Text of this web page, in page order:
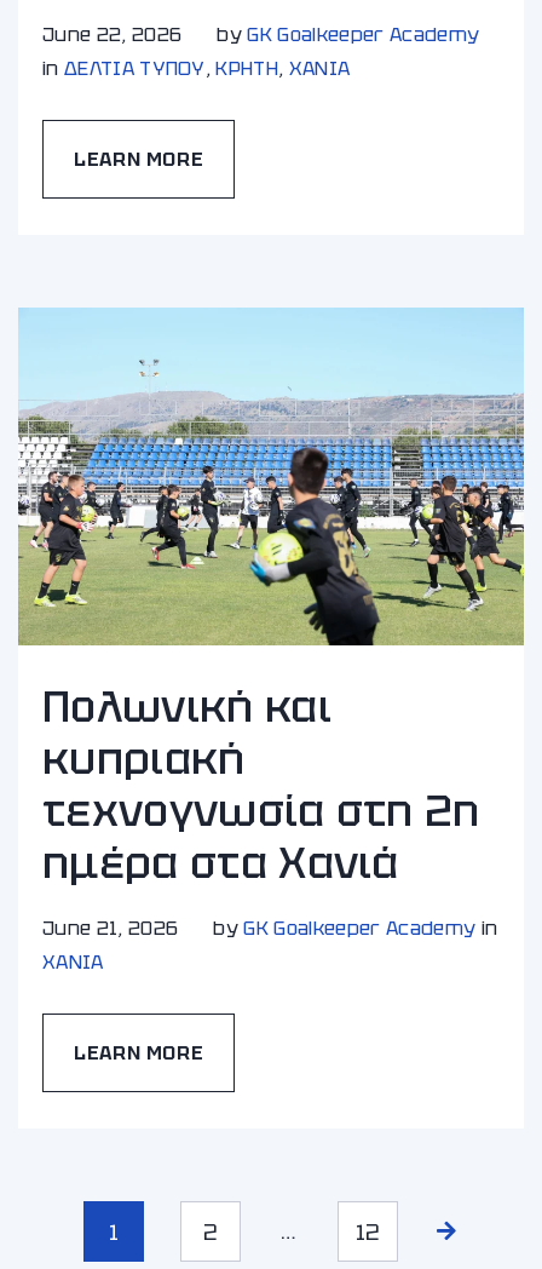
June 22, 2026 byGK Goalkeeper Academy
in ΔΕΛΤΙΑ ΤΥΠΟΥ,ΚΡΗΤΗ, ΧΑΝΙA
LEARN MORE
Πολωνική και
κυπριακή
τεχνογνωσία στη 2η
ημέρα στα Χανιά
June 21, 2026 byGK Goalkeeper Academy in
ΧΑΝΙA
LEARN MORE
1 2 … 12